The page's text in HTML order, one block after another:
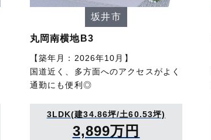
坂井市
丸岡南横地B3
【築年月：2026年10月】
国道近く、多方面へのアクセスがよく
通勤にも便利◎
3LDK(建34.86坪/土60.53坪)
3,899万円